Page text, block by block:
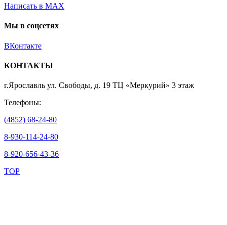
Написать в MAX
Мы в соцсетях
ВКонтакте
КОНТАКТЫ
г.Ярославль ул. Свободы, д. 19 ТЦ «Меркурий» 3 этаж
Телефоны:
(4852) 68-24-80
8-930-114-24-80
8-920-656-43-36
TOP